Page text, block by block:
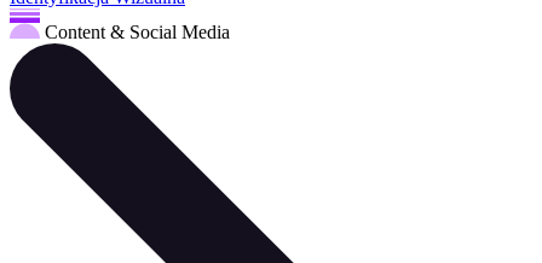
Content & Social Media